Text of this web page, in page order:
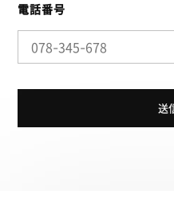
電話番号